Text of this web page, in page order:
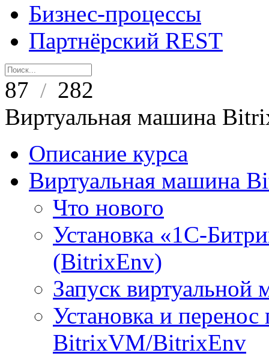
Бизнес-процессы
Партнёрский REST
87 / 282
Виртуальная машина
Описание курса
Виртуальная машина
Что нового
Установка «1С-
(BitrixEnv)
Запуск
Установка и
BitrixVM/BitrixEnv